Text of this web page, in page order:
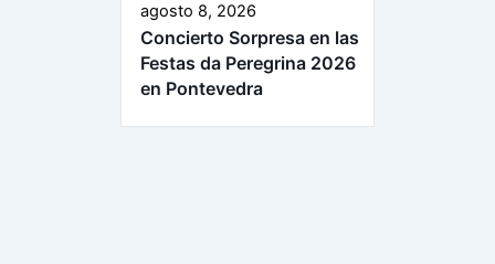
agosto 8, 2026
Concierto Sorpresa en las
Festas da Peregrina 2026
en Pontevedra